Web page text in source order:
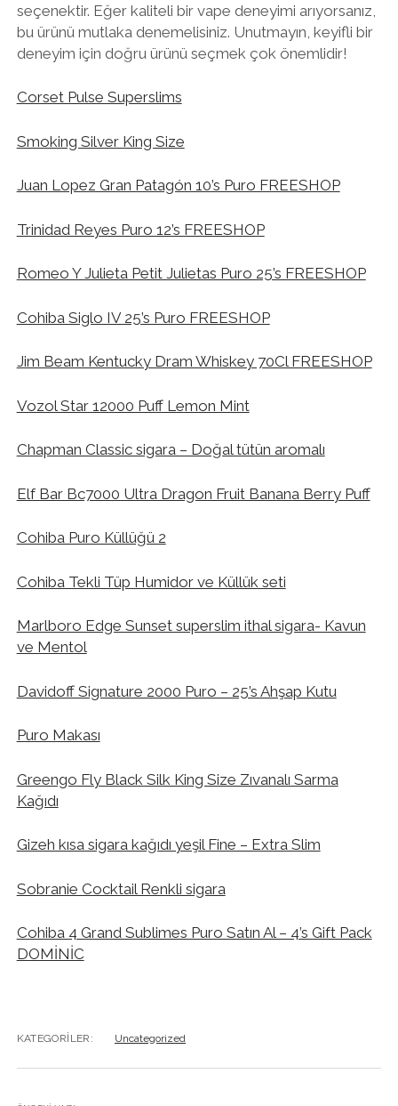
seçenektir. Eğer kaliteli bir vape deneyimi arıyorsanız,
bu ürünü mutlaka denemelisiniz. Unutmayın, keyifli bir
deneyim için doğru ürünü seçmek çok önemlidir!
Corset Pulse Superslims
Smoking Silver King Size
Juan Lopez Gran Patagón 10’s Puro FREESHOP
Trinidad Reyes Puro 12’s FREESHOP
Romeo Y Julieta Petit Julietas Puro 25’s FREESHOP
Cohiba Siglo IV 25’s Puro FREESHOP
Jim Beam Kentucky Dram Whiskey 70Cl FREESHOP
Vozol Star 12000 Puff Lemon Mint
Chapman Classic sigara – Doğal tütün aromalı
Elf Bar Bc7000 Ultra Dragon Fruit Banana Berry Puff
Cohiba Puro Küllüğü 2
Cohiba Tekli Tüp Humidor ve Küllük seti
Marlboro Edge Sunset superslim ithal sigara- Kavun
ve Mentol
Davidoff Signature 2000 Puro – 25’s Ahşap Kutu
Puro Makası
Greengo Fly Black Silk King Size Zıvanalı Sarma
Kağıdı
Gizeh kısa sigara kağıdı yeşil Fine – Extra Slim
Sobranie Cocktail Renkli sigara
Cohiba 4 Grand Sublimes Puro Satın Al – 4’s Gift Pack
DOMİNİC
KATEGORILER: Uncategorized